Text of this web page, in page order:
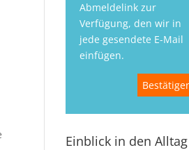
Abmeldelink zur
Verfügung, den wir in
jede gesendete E-Mail
einfügen.
Einblick in den Alltag